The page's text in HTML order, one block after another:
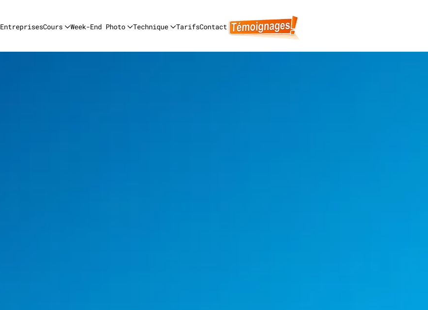
EntreprisesCours Week-End Photo Technique TarifsContact